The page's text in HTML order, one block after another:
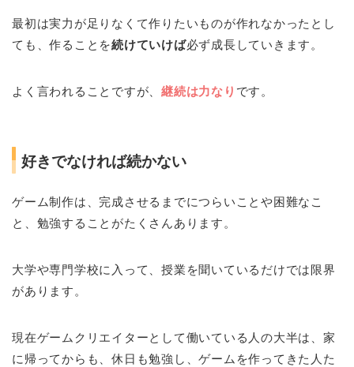
最初は実力が足りなくて作りたいものが作れなかったとし
ても、作ることを続けていけば必ず成長していきます。
よく言われることですが、継続は力なり です。
好きでなければ続かない
ゲーム制作は、完成させるまでにつらいことや困難なこ
と、勉強することがたくさんあります。
大学や専門学校に入って、授業を聞いているだけでは限界
があります。
現在ゲームクリエイターとして働いている人の大半は、家
に帰ってからも、休日も勉強し、ゲームを作ってきた人た